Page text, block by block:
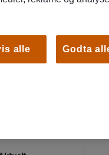
alle Godta